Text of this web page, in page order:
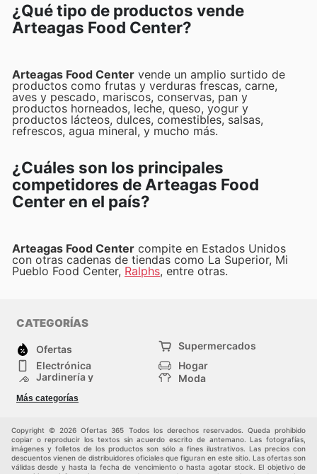
¿Qué tipo de productos vende
Arteagas Food Center?
Arteagas Food Center vende un amplio surtido de
productos como frutas y verduras frescas, carne,
aves y pescado, mariscos, conservas, pan y
productos horneados, leche, queso, yogur y
productos lácteos, dulces, comestibles, salsas,
refrescos, agua mineral, y mucho más.
¿Cuáles son los principales
competidores de Arteagas Food
Center en el país?
Arteagas Food Center compite en Estados Unidos
con otras cadenas de tiendas como La Superior, Mi
Pueblo Food Center, Ralphs, entre otras.
CATEGORÍAS
Ofertas
Supermercados
Electrónica
Hogar
Jardinería y
Moda
Tiendas
departamentales
Otros
Más categorías
Copyright © 2026 Ofertas 365 Todos los derechos reservados. Queda prohibido
copiar o reproducir los textos sin acuerdo escrito de antemano. Las fotografías,
imágenes y folletos de los productos son sólo a fines ilustrativos. Las precios con
descuentos vienen de distribuidores oficiales que figuran en este sitio. Las ofertas son
válidas desde y hasta la fecha de vencimiento o hasta agotar stock. El objetivo de